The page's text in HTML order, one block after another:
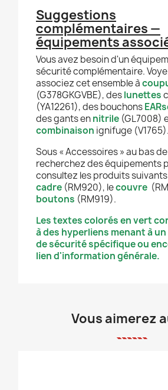
Suggestions
complémentaires —
équipements
Vous avez besoin d'un
sécurité complémentaire.
associez cet ensemble à
(G378GKGVBE), deslunettes
(YA12261), des bouchons
des gants ennitrile (GL7008)
combinaison ignifuge (V1765).
Sous « Accessoires » au bas
recherchez des équipements
consultez les produits suivants
cadre (RM920), lecouvre
boutons (RM919).
Les textes colorés en vert
à des hyperliens menant à
de sécurité spécifique ou
lien d'information générale.
Vous aimerez